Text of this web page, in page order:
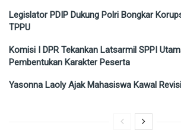
Legislator PDIP Dukung Polri Bongkar
TPPU
Komisi I DPR Tekankan Latsarmil SPPI
Pembentukan Karakter Peserta
Yasonna Laoly Ajak Mahasiswa Kawal